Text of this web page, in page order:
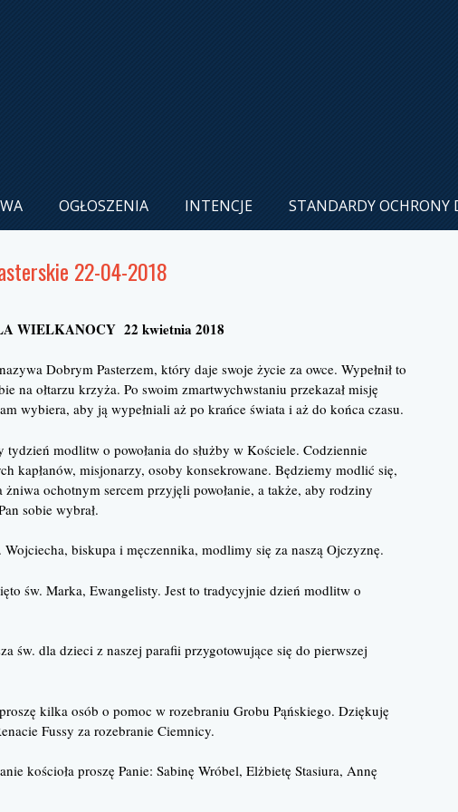
OGŁOSZENIA INTENCJE STANDARDY OCHRONY
22-04-2018
WIELKANOCY 22 kwietnia 2018
Dobrym Pasterzem, który daje swoje życie za owce. Wypełnił to
na ołtarzu krzyża. Po swoim zmartwychwstaniu przekazał misję
wybiera, aby ją wypełniali aż po krańce świata i aż do końca czasu.
modlitw o powołania do służby w Kościele. Codziennie
kapłanów, misjonarzy, osoby konsekrowane. Będziemy modlić się,
żniwa ochotnym sercem przyjęli powołanie, a także, aby rodziny
sobie wybrał.
Wojciecha, biskupa i męczennika, modlimy się za naszą Ojczyznę.
św. Marka, Ewangelisty. Jest to tradycyjnie dzień modlitw o
św. dla dzieci z naszej parafii przygotowujące się do pierwszej
kilka osób o pomoc w rozebraniu Grobu Pąńskiego. Dziękuję
Fussy za rozebranie Ciemnicy.
kościoła proszę Panie: Sabinę Wróbel, Elżbietę Stasiura, Annę